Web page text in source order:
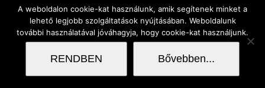
A weboldalon cookie-kat használunk, amik segítenek minket a
lehető legjobb szolgáltatások nyújtásában. Weboldalunk
további használatával jóváhagyja, hogy cookie-kat használjunk.
RENDBEN Bővebben...